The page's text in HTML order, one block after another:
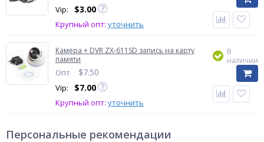
Vip: $3.00
Крупный опт: уточнить
Камера + DVR ZX-611SD запись на карту
памяти
Опт $7.50
Vip: $7.00
Крупный опт: уточнить
В
наличии
Персональные рекомендации